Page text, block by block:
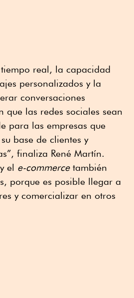
real, la capacidad
personalizados y la
conversaciones
que las redes sociales sean
para las empresas que
base de clientes y
finaliza René Martín.
el e-commerce también
porque es posible llegar a
y comercializar en otros